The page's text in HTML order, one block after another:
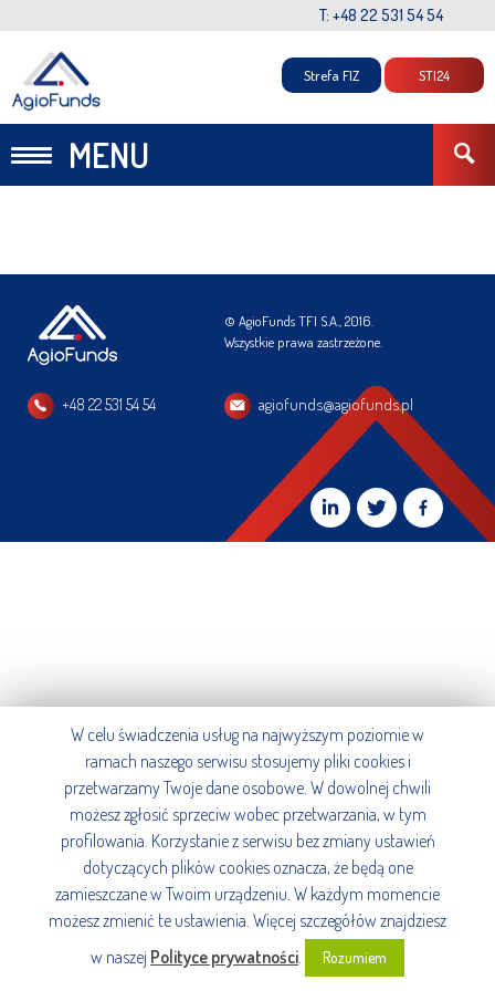
T: +48 22 531 54 54
MENU
Strefa FIZ STI24
© AgioFunds TFI S.A., 2016.
Wszystkie prawa zastrzeżone.
+48 22 531 54 54 agiofunds@agiofunds.pl
W celu świadczenia usług na najwyższym poziomie w
ramach naszego serwisu stosujemy pliki cookies i
przetwarzamy Twoje dane osobowe. W dowolnej chwili
możesz zgłosić sprzeciw wobec przetwarzania, w tym
profilowania. Korzystanie z serwisu bez zmiany ustawień
dotyczących plików cookies oznacza, że będą one
zamieszczane w Twoim urządzeniu. W każdym momencie
możesz zmienić te ustawienia. Więcej szczegółów znajdziesz
w naszej Polityce prywatności. Rozumiem